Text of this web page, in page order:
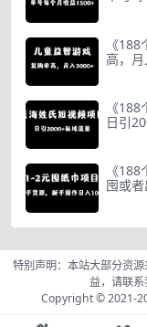
《
高，
《
日引
《
囤或
特别声明：本站大部分资
益，请联系
Copyright © 2021-